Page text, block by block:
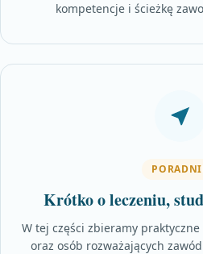
kompetencje i ścieżkę
Krótko o leczeniu,
W tej części zbieramy
oraz osób rozważających